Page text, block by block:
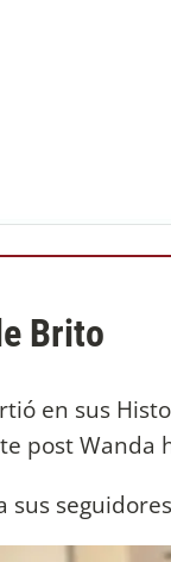
Brito
en sus
post Wanda
sus